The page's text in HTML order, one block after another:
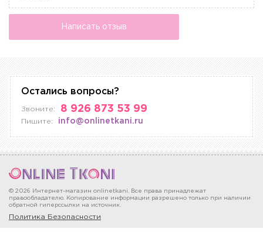
Написать отзыв
Остались вопросы?
Звоните: 8 926 873 53 99
Пишите: info@onlinetkani.ru
© 2026 Интернет-магазин onlinetkani. Все права принадлежат
правообладателю. Копирование информации разрешено только при наличии
обратной гиперссылки на источник.
Политика Безопасности